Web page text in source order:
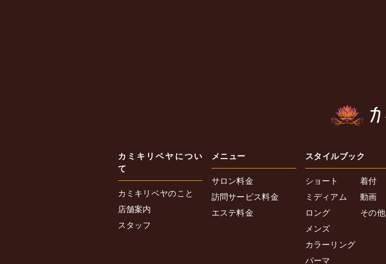
カミキリベヤについ
て
カミキリベヤのこと
店舗案内
スタッフ
メニュー
サロン料金
訪問サービス料金
エステ料金
スタイルブック
ショート
ミディアム
ロング
メンズ
カラーリング
パーマ
着付
動画
その他